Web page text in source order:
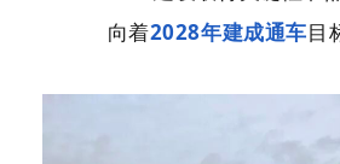
向着2028年建成通车目